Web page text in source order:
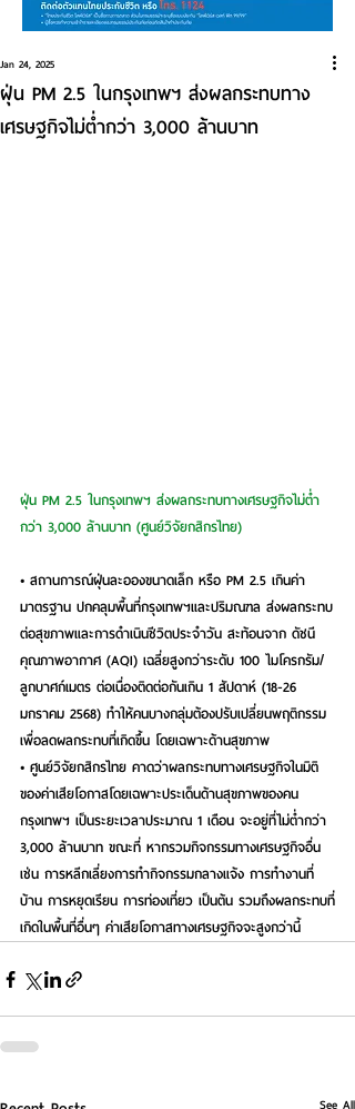
ฝุ่น PM 2.5 ในกรุงเทพฯ ส่งผลกระทบทาง
เศรษฐกิจไม่ต่ำกว่า 3,000 ล้านบาท
Jan 24, 2025
ฝุ่น PM 2.5 ในกรุงเทพฯ ส่งผลกระทบทางเศรษฐกิจไม่ต่ำ
กว่า 3,000 ล้านบาท (ศูนย์วิจัยกสิกรไทย)
• สถานการณ์ฝุ่นละอองขนาดเล็ก หรือ PM 2.5 เกินค่า
มาตรฐาน ปกคลุมพื้นที่กรุงเทพฯและปริมณฑล ส่งผลกระทบ
ต่อสุขภาพและการดำเนินชีวิตประจำวัน สะท้อนจาก ดัชนี
คุณภาพอากาศ (AQI) เฉลี่ยสูงกว่าระดับ 100 ไมโครกรัม/
ลูกบาศก์เมตร ต่อเนื่องติดต่อกันเกิน 1 สัปดาห์ (18-26
มกราคม 2568) ทำให้คนบางกลุ่มต้องปรับเปลี่ยนพฤติกรรม
เพื่อลดผลกระทบที่เกิดขึ้น โดยเฉพาะด้านสุขภาพ
• ศูนย์วิจัยกสิกรไทย คาดว่าผลกระทบทางเศรษฐกิจในมิติ
ของค่าเสียโอกาสโดยเฉพาะประเด็นด้านสุขภาพของคน
กรุงเทพฯ เป็นระยะเวลาประมาณ 1 เดือน จะอยู่ที่ไม่ต่ำกว่า
3,000 ล้านบาท ขณะที่ หากรวมกิจกรรมทางเศรษฐกิจอื่น
เช่น การหลีกเลี่ยงการทำกิจกรรมกลางแจ้ง การทำงานที่
บ้าน การหยุดเรียน การท่องเที่ยว เป็นต้น รวมถึงผลกระทบที่
เกิดในพื้นที่อื่นๆ ค่าเสียโอกาสทางเศรษฐกิจจะสูงกว่านี้
See All